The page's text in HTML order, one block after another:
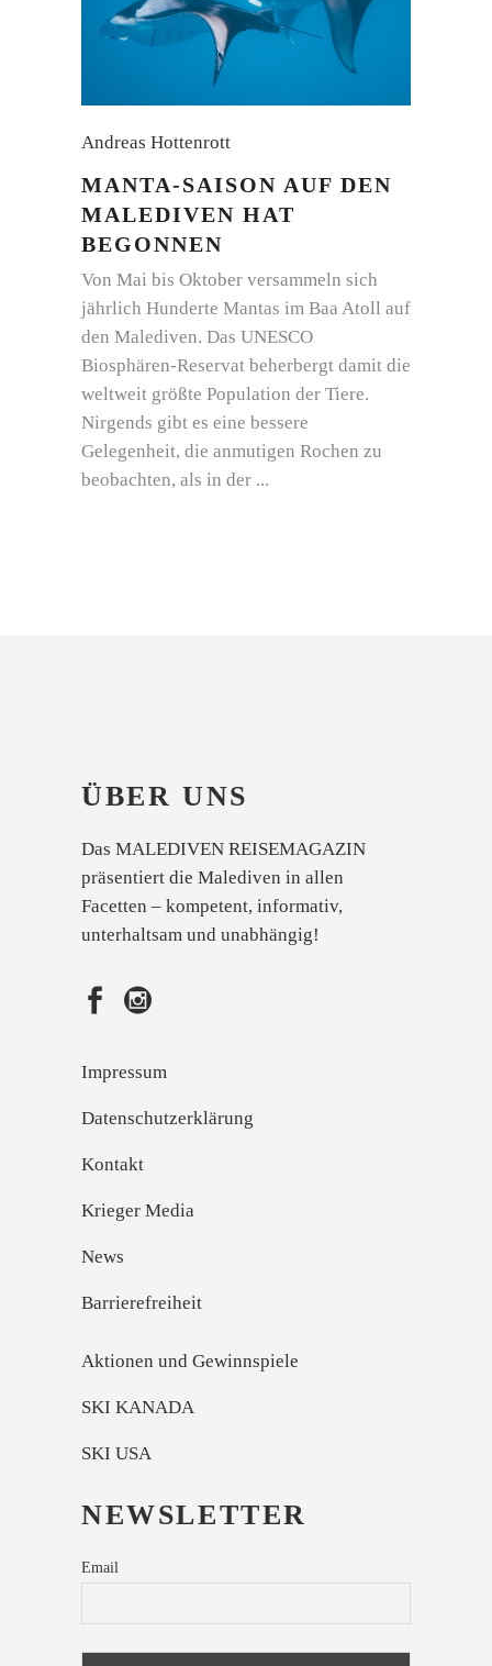
Andreas Hottenrott
MANTA-SAISON AUF DEN
MALEDIVEN HAT
BEGONNEN
Von Mai bis Oktober versammeln sich
jährlich Hunderte Mantas im Baa Atoll auf
den Malediven. Das UNESCO
Biosphären-Reservat beherbergt damit die
weltweit größte Population der Tiere.
Nirgends gibt es eine bessere
Gelegenheit, die anmutigen Rochen zu
beobachten, als in der
ÜBER UNS
Das MALEDIVEN REISEMAGAZIN
präsentiert die Malediven in allen
Facetten – kompetent, informativ,
unterhaltsam und unabhängig!
Impressum
Datenschutzerklärung
Kontakt
Krieger Media
News
Barrierefreiheit
Aktionen und Gewinnspiele
SKI KANADA
SKI USA
NEWSLETTER
Email